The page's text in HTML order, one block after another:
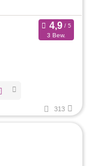
3 Bew.
313